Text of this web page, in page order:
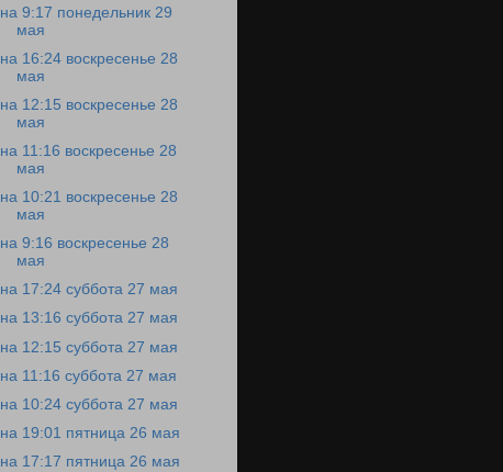
на 9:17 понедельник 29
мая
на 16:24 воскресенье 28
мая
на 12:15 воскресенье 28
мая
на 11:16 воскресенье 28
мая
на 10:21 воскресенье 28
мая
на 9:16 воскресенье 28
мая
на 17:24 суббота 27 мая
на 13:16 суббота 27 мая
на 12:15 суббота 27 мая
на 11:16 суббота 27 мая
на 10:24 суббота 27 мая
на 19:01 пятница 26 мая
на 17:17 пятница 26 мая